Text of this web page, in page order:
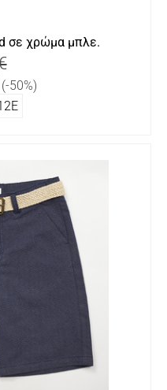
σε χρώμα μπλε.
(-50%)